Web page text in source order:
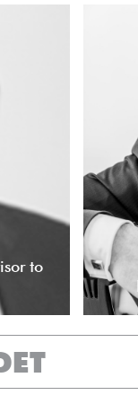
to